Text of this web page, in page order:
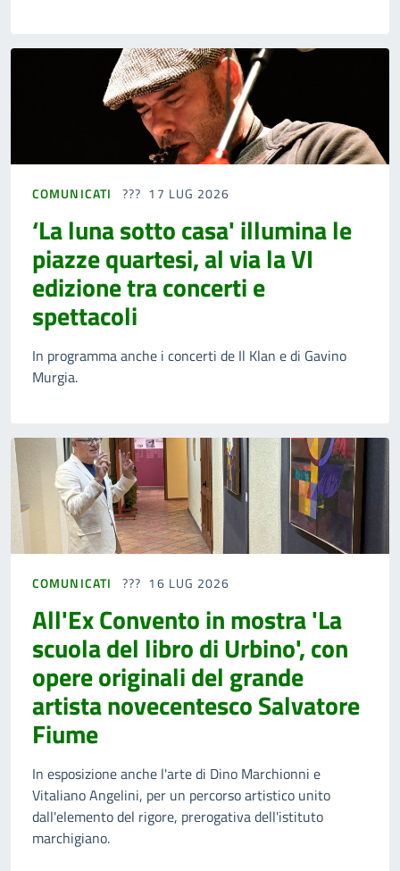
COMUNICATI 17 LUG 2026
‘La luna sotto casa' illumina le
piazze quartesi, al via la VI
edizione tra concerti e
spettacoli
In programma anche i concerti de Il Klan e di Gavino
Murgia.
COMUNICATI 16 LUG 2026
All'Ex Convento in mostra 'La
scuola del libro di Urbino', con
opere originali del grande
artista novecentesco Salvatore
Fiume
In esposizione anche l'arte di Dino Marchionni e
Vitaliano Angelini, per un percorso artistico unito
dall'elemento del rigore, prerogativa dell'istituto
marchigiano.